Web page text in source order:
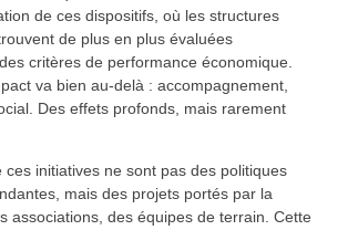
de ces dispositifs, où les structures
de plus en plus évaluées
critères de performance économique.
va bien au-delà : accompagnement,
Des effets profonds, mais rarement
ces initiatives ne sont pas des politiques
mais des projets portés par la
associations, des équipes de terrain. Cette